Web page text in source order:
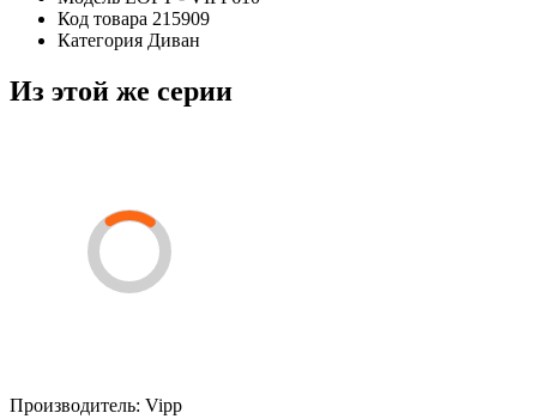
Код товара 215909
Категория Диван
Из этой же серии
Производитель: Vipp